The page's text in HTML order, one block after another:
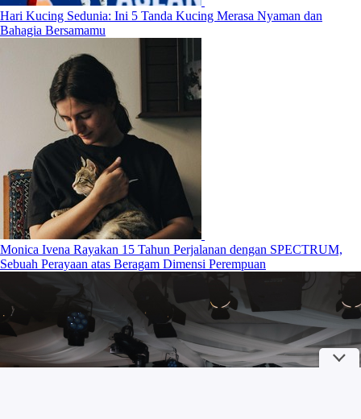
Hari Kucing Sedunia: Ini 5 Tanda Kucing Merasa Nyaman dan
Bahagia Bersamamu
Monica Ivena Rayakan 15 Tahun Perjalanan dengan SPECTRUM,
Sebuah Perayaan atas Beragam Dimensi Perempuan